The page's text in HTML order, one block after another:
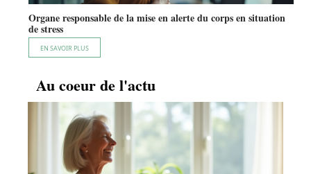
Organe responsable de la mise en alerte du corps en situation
de stress
EN SAVOIR PLUS
Au coeur de l'actu